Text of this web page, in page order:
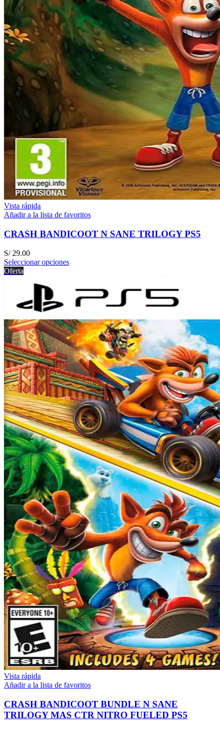
Vista rápida
Añadir a la lista de favoritos
CRASH BANDICOOT N SANE TRILOGY PS5
S/29.00
Seleccionar opciones
Oferta
Vista rápida
Añadir a la lista de favoritos
CRASH BANDICOOT BUNDLE N SANE
TRILOGY MAS CTR NITRO FUELED PS5